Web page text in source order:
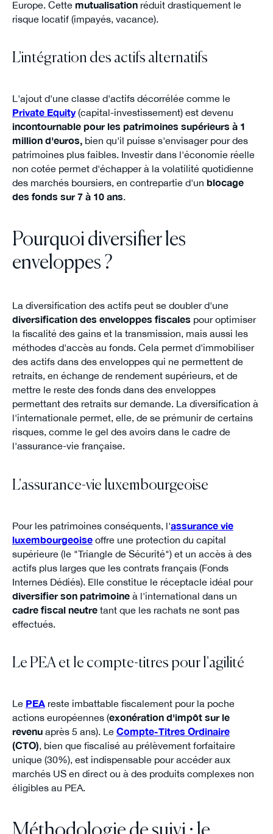
Europe. Cette mutualisationréduit drastiquement le
risque locatif (impayés, vacance).
L'intégration des actifs alternatifs
L'ajout d'une classe d'actifs décorrélée comme le
Private Equity(capital-investissement) est devenu
incontournable pour les patrimoines supérieurs à 1
million d'euros, bien qu'il puisse s'envisager pour des
patrimoines plus faibles. Investir dans l'économie réelle
non cotée permet d'échapper à la volatilité quotidienne
des marchés boursiers, en contrepartie d'un blocage
des fonds sur 7 à 10 ans.
Pourquoi diversifier les
enveloppes ?
La diversification des actifs peut se doubler d'une
diversification des enveloppes fiscales pour optimiser
la fiscalité des gains et la transmission, mais aussi les
méthodes d'accès au fonds. Cela permet d'immobiliser
des actifs dans des enveloppes qui ne permettent de
retraits, en échange de rendement supérieurs, et de
mettre le reste des fonds dans des enveloppes
permettant des retraits sur demande. La diversification à
l'internationale permet, elle, de se prémunir de certains
risques, comme le gel des avoirs dans le cadre de
l'assurance-vie française.
L'assurance-vie luxembourgeoise
Pour les patrimoines conséquents, l'assurance vie
luxembourgeoiseoffre une protection du capital
supérieure (le "Triangle de Sécurité") et un accès à des
actifs plus larges que les contrats français (Fonds
Internes Dédiés). Elle constitue le réceptacle idéal pour
diversifier son patrimoineà l'international dans un
cadre fiscal neutretant que les rachats ne sont pas
effectués.
Le PEA et le compte-titres pour l'agilité
Le PEAreste imbattable fiscalement pour la poche
actions européennes (exonération d'impôt sur le
revenuaprès 5 ans). Le Compte-Titres Ordinaire
(CTO), bien que fiscalisé au prélèvement forfaitaire
unique (30%), est indispensable pour accéder aux
marchés US en direct ou à des produits complexes non
éligibles au PEA.